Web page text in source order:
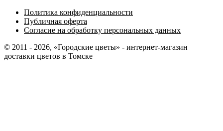
Политика конфиденциальности
Публичная оферта
Согласие на обработку персональных данных
© 2011 - 2026, «Городские цветы» - интернет-магазин
доставки цветов в Томске